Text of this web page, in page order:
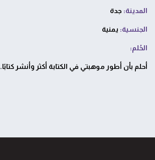
المدينة: جدة
الجنسية: يمنية
الحُلم:
أحلم بأن أطور موهبتي في الكتابة أكثر وأنشر كتابًا.